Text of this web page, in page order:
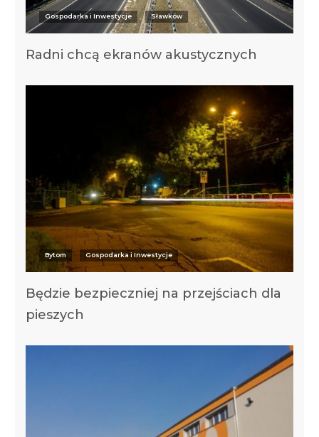
Gospodarka i Inwestycje Sławków
Radni chcą ekranów akustycznych
Bytom Gospodarka i Inwestycje
Będzie bezpieczniej na przejściach dla
pieszych